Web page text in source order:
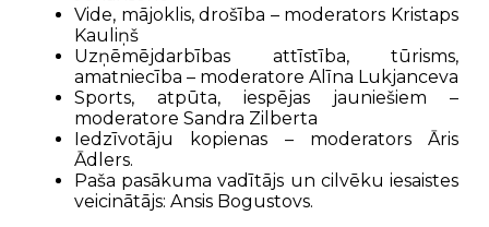
Vide, mājoklis, drošība – moderators Kristaps
Kauliņš
Uzņēmējdarbības attīstība, tūrisms,
amatniecība – moderatore Alīna Lukjanceva
Sports, atpūta, iespējas jauniešiem –
moderatore Sandra Zilberta
Iedzīvotāju kopienas – moderators Āris
Ādlers.
Paša pasākuma vadītājs un cilvēku iesaistes
veicinātājs: Ansis Bogustovs.